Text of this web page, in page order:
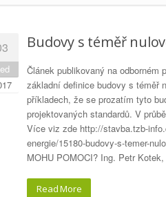
Budovy s téměř
Článek publikovaný na odborném
základní definice budovy s téměř
příkladech, že se prozatím tyto
projektovaných standardů. V
Více viz zde http://stavba.tzb-
energie/15180-budovy-s-temer-
MOHU POMOCI? Ing. Petr
Read More